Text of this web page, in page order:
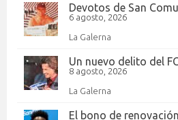
Devotos de San
6 agosto, 2026
La Galerna
Un nuevo delito del
8 agosto, 2026
La Galerna
El bono de